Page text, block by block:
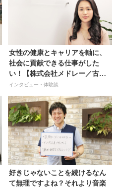
女性の健康とキャリアを軸に、
社会に貢献できる仕事がした
い！【株式会社メドレー／古畑
里奈さん】
インタビュー・体験談
好きじゃないことを続けるなん
て無理ですよね？それより音楽